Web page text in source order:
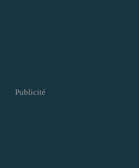
Publicité